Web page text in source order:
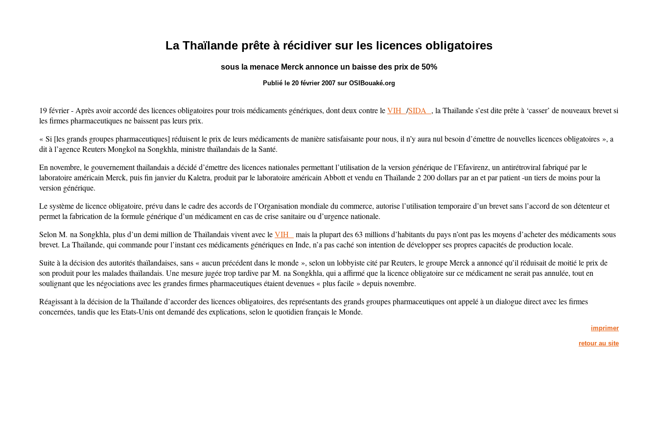
La Thaïlande prête à récidiver sur les licences obligatoires
sous la menace Merck annonce un baisse des prix de 50%
Publié le 20 février 2007 sur OSIBouaké.org
19 février - Après avoir accordé des licences obligatoires pour trois médicaments génériques, dont deux contre leVIH /SIDA
, la Thaïlande s’est dite prête à ‘casser’ de nouveaux brevet si
les firmes pharmaceutiques ne baissent pas leurs prix.
« Si [les grands groupes pharmaceutiques] réduisent le prix de leurs médicaments de manière satisfaisante pour nous, il n’y aura nul besoin d’émettre de nouvelles licences obligatoires », a
dit à l’agence Reuters Mongkol na Songkhla, ministre thaïlandais de la Santé.
En novembre, le gouvernement thaïlandais a décidé d’émettre des licences nationales permettant l’utilisation de la version générique de l’Efavirenz, un antirétroviral fabriqué par le
laboratoire américain Merck, puis fin janvier du Kaletra, produit par le laboratoire américain Abbott et vendu en Thaïlande 2 200 dollars par an et par patient -un tiers de moins pour la
version générique.
Le système de licence obligatoire, prévu dans le cadre des accords de l’Organisation mondiale du commerce, autorise l’utilisation temporaire d’un brevet sans l’accord de son détenteur et
permet la fabrication de la formule générique d’un médicament en cas de crise sanitaire ou d’urgence nationale.
Selon M. na Songkhla, plus d’un demi million de Thaïlandais vivent avec leVIH
mais la plupart des 63 millions d’habitants du pays n’ont pas les moyens d’acheter des médicaments sous
brevet. La Thaïlande, qui commande pour l’instant ces médicaments génériques en Inde, n’a pas caché son intention de développer ses propres capacités de production locale.
Suite à la décision des autorités thaïlandaises, sans « aucun précédent dans le monde », selon un lobbyiste cité par Reuters, le groupe Merck a annoncé qu’il réduisait de moitié le prix de
son produit pour les malades thaïlandais. Une mesure jugée trop tardive par M. na Songkhla, qui a affirmé que la licence obligatoire sur ce médicament ne serait pas annulée, tout en
soulignant que les négociations avec les grandes firmes pharmaceutiques étaient devenues « plus facile » depuis novembre.
Réagissant à la décision de la Thaïlande d’accorder des licences obligatoires, des représentants des grands groupes pharmaceutiques ont appelé à un dialogue direct avec les firmes
concernées, tandis que les Etats-Unis ont demandé des explications, selon le quotidien français le Monde.
imprimer
retour au site